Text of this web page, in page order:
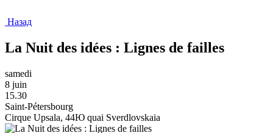
Назад
La Nuit des idées : Lignes de failles
samedi
8 juin
15.30
Saint-Pétersbourg
Cirque Upsala, 44Ю quai Sverdlovskaia